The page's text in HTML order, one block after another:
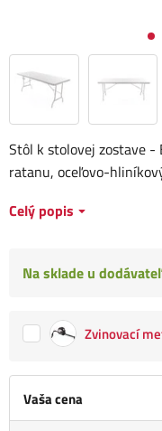
Vaša cena
Stôl k stolovej zostave -
ratanu, oceľovo-
Celý popis
Na sklade u
Zvinovací